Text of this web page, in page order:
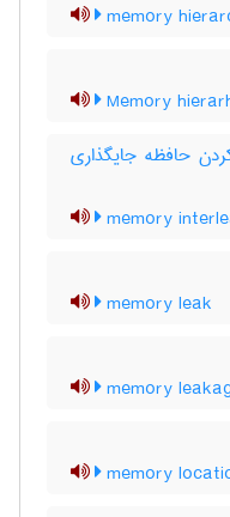
memory
Memory
حافظه جایگذاری
memory
memory leak
memory
memory